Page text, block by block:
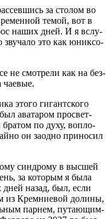
за сто­лом во
темой, вот в
наших дней. И я вслу­
зву­ча­ло это как юник­со­
не смот­ре­ли как на без­
чаевые.
это­го гигант­ско­го
ава­та­ром про­свет­
по духу, вопло­
он заод­но при­но­сил
син­дро­му в выс­шей
за кото­рым я была
назад, был, если
из Крем­ни­е­вой доли­ны,
пар­нем, пута­ю­щим­